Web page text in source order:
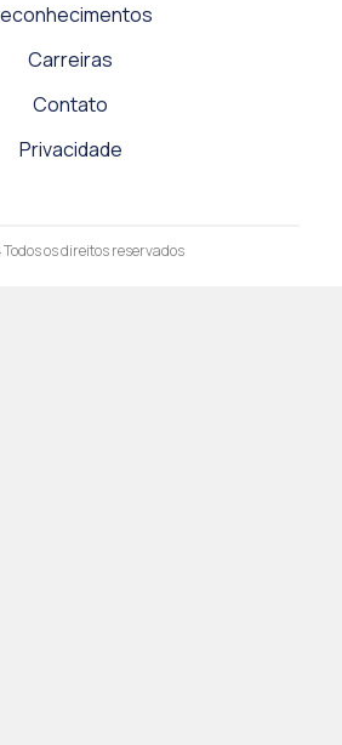
Carreiras
Contato
Privacidade
Todos os direitos reservados